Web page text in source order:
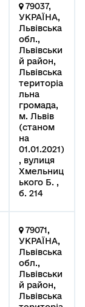
79037,
УКРАЇНА,
Львівська
обл.,
Львівськи
й район,
Львівська
територіа
льна
громада,
м. Львів
(станом
на
01.01.2021)
, вулиця
Хмельниц
ького Б. ,
б. 214
79071,
УКРАЇНА,
Львівська
обл.,
Львівськи
й район,
Львівська